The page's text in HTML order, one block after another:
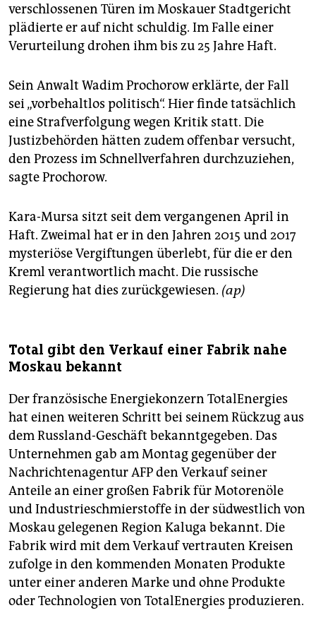
verschlossenen Türen im Moskauer Stadtgericht
plädierte er auf nicht schuldig. Im Falle einer
Verurteilung drohen ihm bis zu 25 Jahre Haft.
Sein Anwalt Wadim Prochorow erklärte, der Fall
sei „vorbehaltlos politisch“. Hier finde tatsächlich
eine Strafverfolgung wegen Kritik statt. Die
Justizbehörden hätten zudem offenbar versucht,
den Prozess im Schnellverfahren durchzuziehen,
sagte Prochorow.
Kara-Mursa sitzt seit dem vergangenen April in
Haft. Zweimal hat er in den Jahren 2015 und 2017
mysteriöse Vergiftungen überlebt, für die er den
Kreml verantwortlich macht. Die russische
Regierung hat dies zurückgewiesen. (ap)
Total gibt den Verkauf einer Fabrik nahe
Moskau bekannt
Der französische Energiekonzern TotalEnergies
hat einen weiteren Schritt bei seinem Rückzug aus
dem Russland-Geschäft bekanntgegeben. Das
Unternehmen gab am Montag gegenüber der
Nachrichtenagentur AFP den Verkauf seiner
Anteile an einer großen Fabrik für Motorenöle
und Industrieschmierstoffe in der südwestlich von
Moskau gelegenen Region Kaluga bekannt. Die
Fabrik wird mit dem Verkauf vertrauten Kreisen
zufolge in den kommenden Monaten Produkte
unter einer anderen Marke und ohne Produkte
oder Technologien von TotalEnergies produzieren.